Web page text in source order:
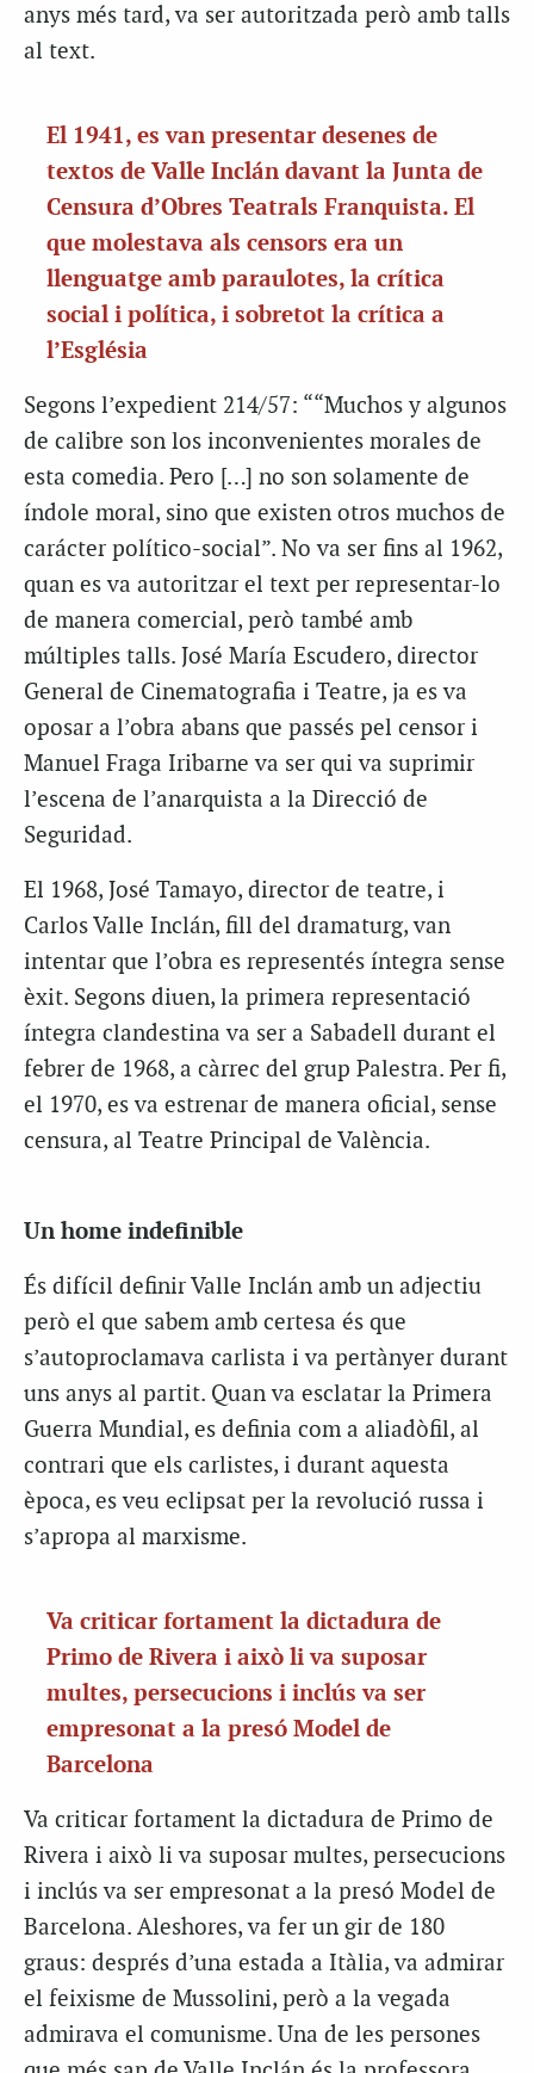
anys més tard, va ser autoritzada però amb talls
al text.
El 1941, es van presentar desenes de
textos de Valle Inclán davant la Junta de
Censura d’Obres Teatrals Franquista. El
que molestava als censors era un
llenguatge amb paraulotes, la crítica
social i política, i sobretot la crítica a
l’Església
Segons l’expedient 214/57: ““Muchos y algunos
de calibre son los inconvenientes morales de
esta comedia. Pero […] no son solamente de
índole moral, sino que existen otros muchos de
carácter político-social”. No va ser fins al 1962,
quan es va autoritzar el text per representar-lo
de manera comercial, però també amb
múltiples talls. José María Escudero, director
General de Cinematografia i Teatre, ja es va
oposar a l’obra abans que passés pel censor i
Manuel Fraga Iribarne va ser qui va suprimir
l’escena de l’anarquista a la Direcció de
Seguridad.
El 1968, José Tamayo, director de teatre, i
Carlos Valle Inclán, fill del dramaturg, van
intentar que l’obra es representés íntegra sense
èxit. Segons diuen, la primera representació
íntegra clandestina va ser a Sabadell durant el
febrer de 1968, a càrrec del grup Palestra. Per fi,
el 1970, es va estrenar de manera oficial, sense
censura, al Teatre Principal de València.
Un home indefinible
És difícil definir Valle Inclán amb un adjectiu
però el que sabem amb certesa és que
s’autoproclamava carlista i va pertànyer durant
uns anys al partit. Quan va esclatar la Primera
Guerra Mundial, es definia com a aliadòfil, al
contrari que els carlistes, i durant aquesta
època, es veu eclipsat per la revolució russa i
s’apropa al marxisme.
Va criticar fortament la dictadura de
Primo de Rivera i això li va suposar
multes, persecucions i inclús va ser
empresonat a la presó Model de
Barcelona
Va criticar fortament la dictadura de Primo de
Rivera i això li va suposar multes, persecucions
i inclús va ser empresonat a la presó Model de
Barcelona. Aleshores, va fer un gir de 180
graus: després d’una estada a Itàlia, va admirar
el feixisme de Mussolini, però a la vegada
admirava el comunisme. Una de les persones